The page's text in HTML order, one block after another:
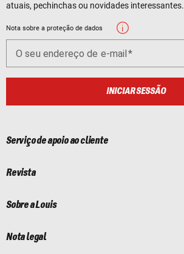
atuais, pechinchas ou novidades interessantes.
Nota sobre a proteção de dados
O seu endereço de e-mail
INICIAR SESSÃO
Serviço de apoio ao cliente
Revista
Sobre a Louis
Nota legal